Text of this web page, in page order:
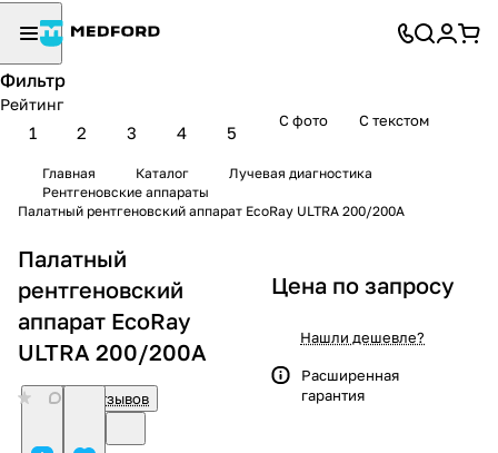
Фильтр
Рейтинг
1 2 3 4 5
С фото С текстом
Главная Каталог
Лучевая диагностика
Рентгеновские аппараты
Палатный рентгеновский аппарат EcoRay ULTRA 200/200A
Палатный
рентгеновский
аппарат EcoRay
ULTRA 200/200A
Нет отзывов
Цена по запросу
Нашли дешевле?
Расширенная
гарантия